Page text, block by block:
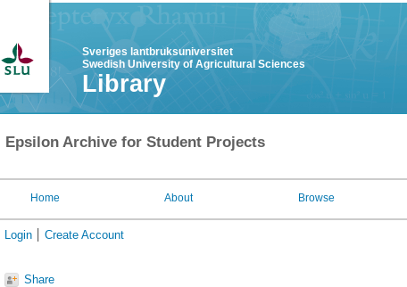
Sveriges lantbruksuniversitet
Swedish University of Agricultural Sciences
Library
Epsilon Archive for Student Projects
Home About Browse
Login Create Account
Share